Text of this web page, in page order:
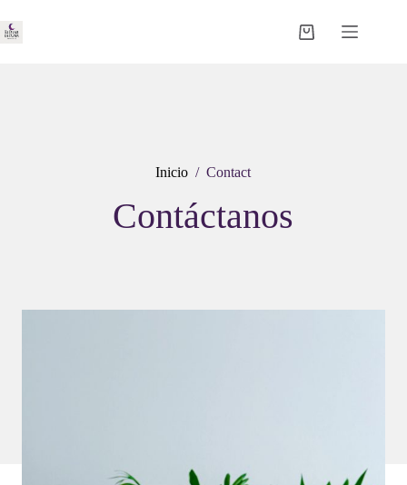
al
contenido
Carro
Inicio / Contact
Contáctanos